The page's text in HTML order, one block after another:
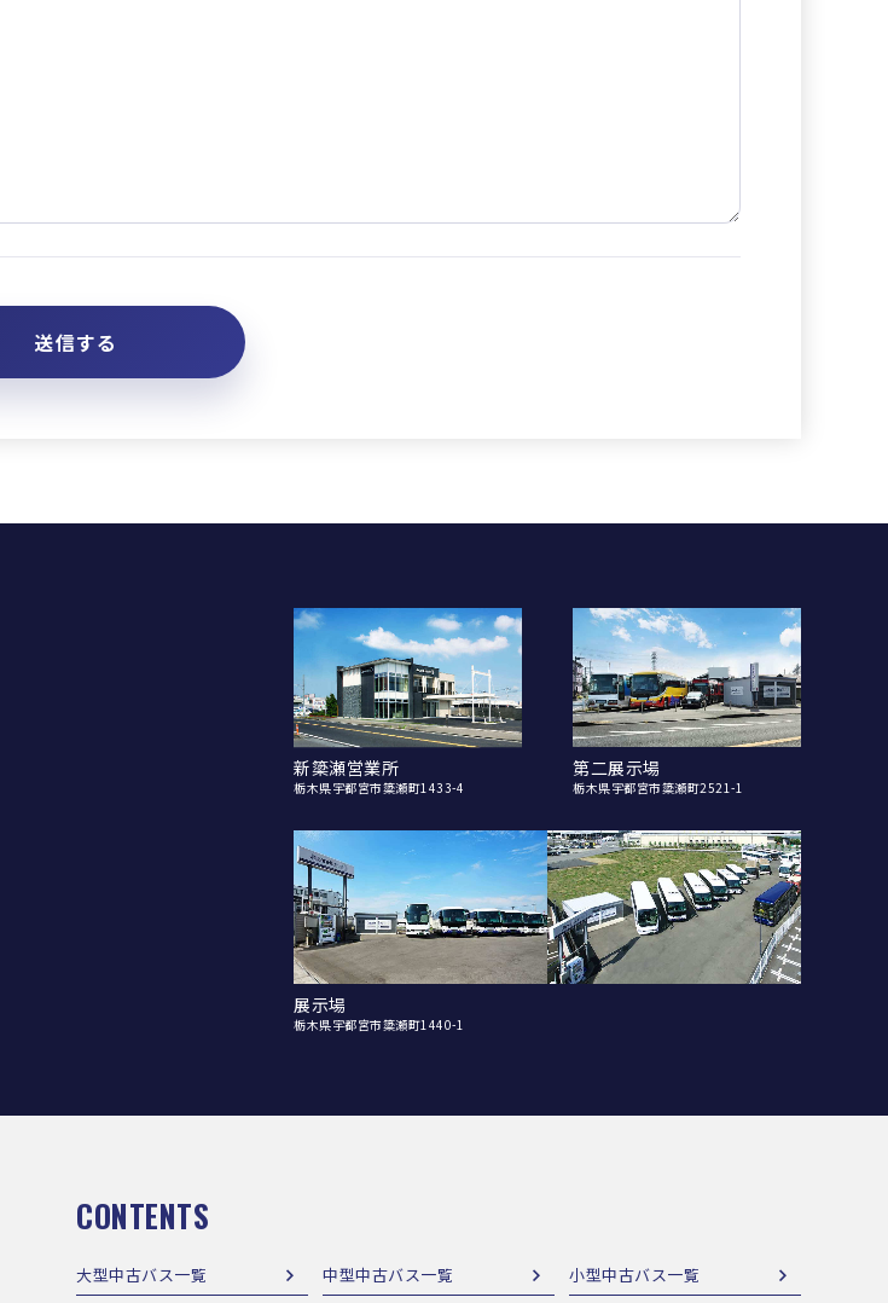
新簗瀬営業所
栃木県宇都宮市簗瀬町1433-4
第二展示場
栃木県宇都宮市簗瀬町2521-1
展示場
栃木県宇都宮市簗瀬町1440-1
CONTENTS
大型中古バス一覧 中型中古バス一覧 小型中古バス一覧